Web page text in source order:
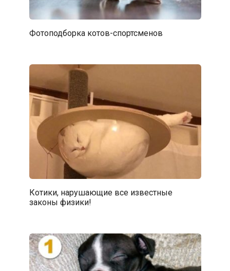
Фотоподборка котов-спортсменов
Котики, нарушающие все известные
законы физики!